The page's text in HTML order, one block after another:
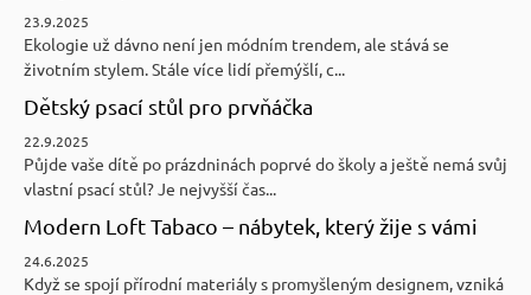
23.9.2025
Ekologie už dávno není jen módním trendem, ale stává se
životním stylem. Stále více lidí přemýšlí, c...
Dětský psací stůl pro prvňáčka
22.9.2025
Půjde vaše dítě po prázdninách poprvé do školy a ještě nemá svůj
vlastní psací stůl? Je nejvyšší čas...
Modern Loft Tabaco – nábytek, který žije s vámi
24.6.2025
Když se spojí přírodní materiály s promyšleným designem, vzniká